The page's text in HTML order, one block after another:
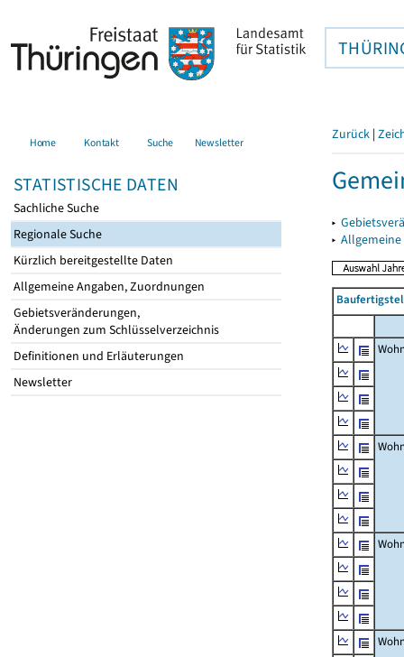
Home Kontakt Suche Newsletter
STATISTISCHE DATEN
Sachliche Suche
Regionale Suche
Kürzlich bereitgestellte Daten
Allgemeine Angaben, Zuordnungen
Gebietsveränderungen,
Änderungen zum Schlüsselverzeichnis
Definitionen und Erläuterungen
Newsletter
Zurück |
▸
▸